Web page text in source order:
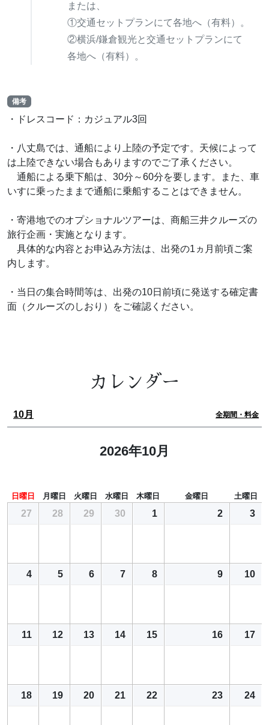
または、
①交通セットプランにて各地へ（有料）。
②横浜/鎌倉観光と交通セットプランにて
各地へ（有料）。
備考
・ドレスコード：カジュアル3回
・八丈島では、通船により上陸の予定です。天候によって
は上陸できない場合もありますのでご了承ください。
通船による乗下船は、30分～60分を要します。また、車
いすに乗ったままで通船に乗船することはできません。
・寄港地でのオプショナルツアーは、商船三井クルーズの
旅行企画・実施となります。
具体的な内容とお申込み方法は、出発の1ヵ月前頃ご案
内します。
・当日の集合時間等は、出発の10日前頃に発送する確定書
面（クルーズのしおり）をご確認ください。
カレンダー
10月 全期間・料金
2026年10月
日曜日 月曜日 火曜日 水曜日 木曜日 金曜日 土曜日
27 28 29 30 1 2 3
4 5 6 7 8 9 10
11 12 13 14 15 16 17
18 19 20 21 22 23 24